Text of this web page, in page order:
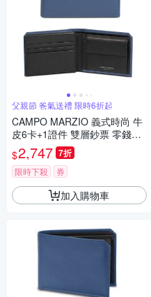
父親節 爸氣送禮 限時6折起
CAMPO MARZIO 義式時尚 牛
皮6卡+1證件 雙層鈔票 零錢袋
短夾-藍色 父親節
$2,747 7折
限時下殺 券
加入購物車